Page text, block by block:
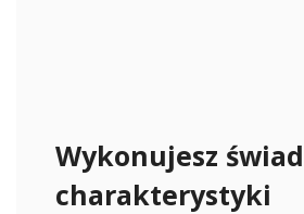
Wykonujesz
charakterystyki